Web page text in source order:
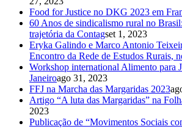
Food for Justice no DKG 2023 em
60 Anos de sindicalismo rural no
trajetória da Contagset 1, 2023
Eryka Galindo e Marco Antonio
Encontro da Rede de Estudos Rurais,
Workshop international Alimento para
Janeiroago 31, 2023
FFJ na Marcha das Margaridas 2023
Artigo “A luta das Margaridas” na
2023
Publicação de “Movimentos Sociais